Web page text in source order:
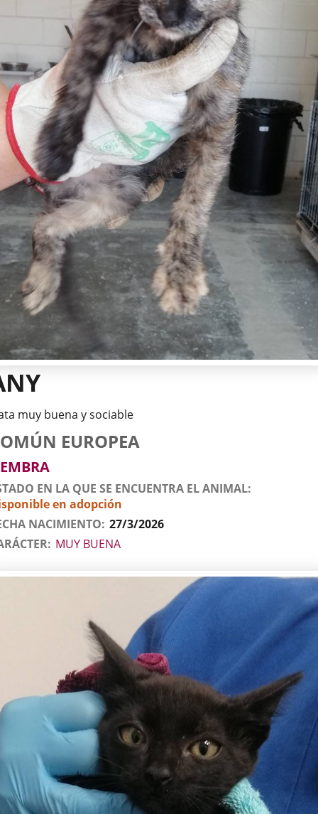
muy buena y sociable
EUROPEA
EN LA QUE SE ENCUENTRA EL ANIMAL
en adopción
NACIMIENTO 27/3/2026
MUY BUENA